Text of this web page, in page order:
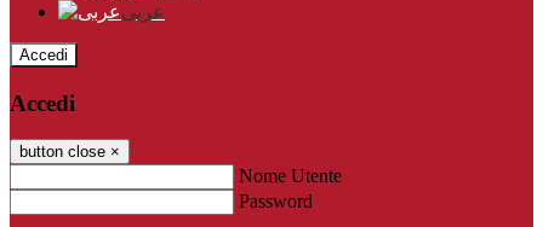
عربى
Accedi
Accedi
button close ×
Nome Utente
Password